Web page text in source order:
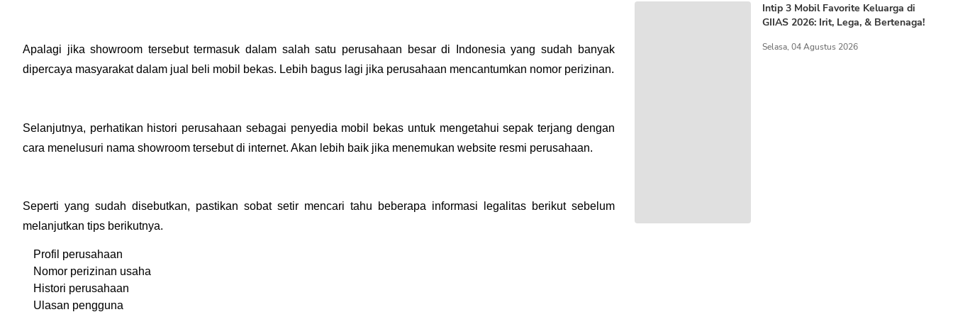
Apalagi jika showroom tersebut termasuk dalam salah satu perusahaan besar di Indonesia yang sudah banyak
dipercaya masyarakat dalam jual beli mobil bekas. Lebih bagus lagi jika perusahaan mencantumkan nomor perizinan.
Selanjutnya, perhatikan histori perusahaan sebagai penyedia mobil bekas untuk mengetahui sepak terjang dengan
cara menelusuri nama showroom tersebut di internet. Akan lebih baik jika menemukan website resmi perusahaan.
Seperti yang sudah disebutkan, pastikan sobat setir mencari tahu beberapa informasi legalitas berikut sebelum
melanjutkan tips berikutnya.
Profil perusahaan
Nomor perizinan usaha
Histori perusahaan
Ulasan pengguna
Intip 3 Mobil Favorite Keluarga di
GIIAS 2026: Irit, Lega, & Bertenaga!
Selasa, 04 Agustus 2026